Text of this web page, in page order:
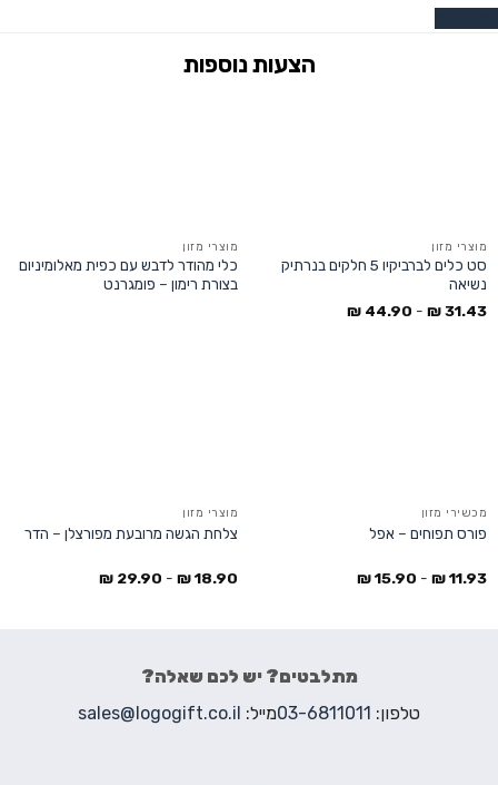
מוצרי מזון
סט כלים לברביקיו 5 חלקים בנרתיק
נשיאה
31.43
₪
-
44.90
₪
מוצרי מזון
כלי מהודר לדבש עם כפית מאלומיניום
בצורת רימון – פומגרנט
מכשירי מזון
פורס תפוחים – אפל
11.93
₪
-
15.90
₪
מוצרי מזון
צלחת הגשה מרובעת מפורצלן – הדר
18.90
₪
-
29.90
₪
מתלבטים? יש לכם שאלה?
טלפון: 03-6811011מייל: sales@logogift.co.il